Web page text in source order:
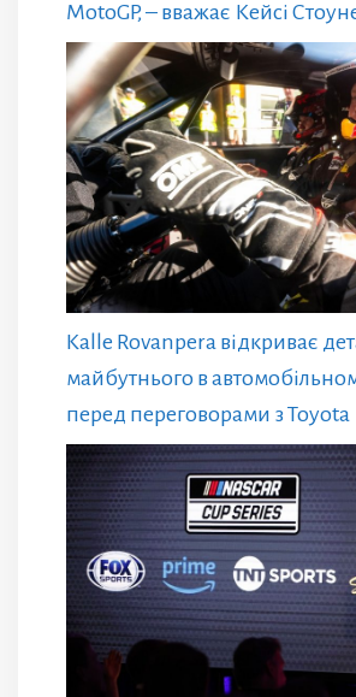
MotoGP, – вважає Кейсі
Kalle Rovanpera відкриває
майбутнього в
перед переговорами з Toyota